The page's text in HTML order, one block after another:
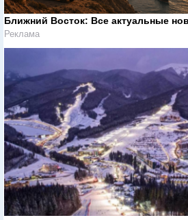
Ближний Восток: Все актуальные
Реклама